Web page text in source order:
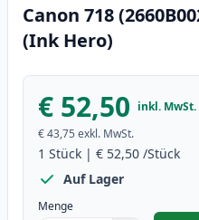
Canon 718
(Ink Hero)
€ 52,50 inkl. MwSt.
€ 43,75 exkl. MwSt.
1 Stück | € 52,50 /Stück
Auf Lager
Menge